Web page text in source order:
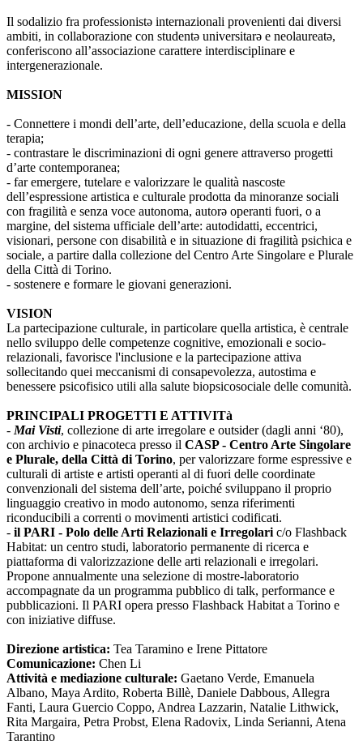
Il sodalizio fra professionistə internazionali provenienti dai diversi
ambiti, in collaborazione con studentə universitarə e neolaureatə,
conferiscono all’associazione carattere interdisciplinare e
intergenerazionale.
MISSION
- Connettere i mondi dell’arte, dell’educazione, della scuola e della
terapia;
- contrastare le discriminazioni di ogni genere attraverso progetti
d’arte contemporanea;
- far emergere, tutelare e valorizzare le qualità nascoste
dell’espressione artistica e culturale prodotta da minoranze sociali
con fragilità e senza voce autonoma, autorə operanti fuori, o a
margine, del sistema ufficiale dell’arte: autodidatti, eccentrici,
visionari, persone con disabilità e in situazione di fragilità psichica e
sociale, a partire dalla collezione del Centro Arte Singolare e Plurale
della Città di Torino.
- sostenere e formare le giovani generazioni.
VISION
La partecipazione culturale, in particolare quella artistica, è centrale
nello sviluppo delle competenze cognitive, emozionali e socio-
relazionali, favorisce l'inclusione e la partecipazione attiva
sollecitando quei meccanismi di consapevolezza, autostima e
benessere psicofisico utili alla salute biopsicosociale delle comunità.
PRINCIPALI PROGETTI E ATTIVITà
- Mai Visti, collezione di arte irregolare e outsider (dagli anni ‘80),
con archivio e pinacoteca presso il CASP - Centro Arte Singolare
e Plurale, della Città di Torino, per valorizzare forme espressive e
culturali di artiste e artisti operanti al di fuori delle coordinate
convenzionali del sistema dell’arte, poiché sviluppano il proprio
linguaggio creativo in modo autonomo, senza riferimenti
riconducibili a correnti o movimenti artistici codificati.
- il PARI - Polo delle Arti Relazionali e Irregolari c/o Flashback
Habitat: un centro studi, laboratorio permanente di ricerca e
piattaforma di valorizzazione delle arti relazionali e irregolari.
Propone annualmente una selezione di mostre-laboratorio
accompagnate da un programma pubblico di talk, performance e
pubblicazioni. Il PARI opera presso Flashback Habitat a Torino e
con iniziative diffuse.
Direzione artistica: Tea Taramino e Irene Pittatore
Comunicazione: Chen Li
Attività e mediazione culturale: Gaetano Verde, Emanuela
Albano, Maya Ardito, Roberta Billè, Daniele Dabbous, Allegra
Fanti, Laura Guercio Coppo, Andrea Lazzarin, Natalie Lithwick,
Rita Margaira, Petra Probst, Elena Radovix, Linda Serianni, Atena
Tarantino